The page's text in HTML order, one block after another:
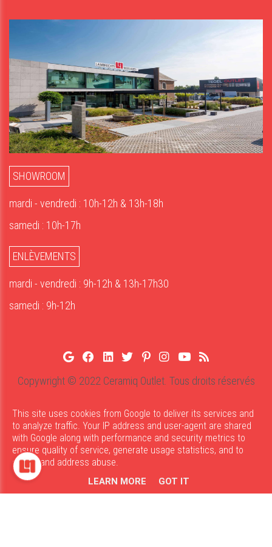
SHOWROOM
mardi - vendredi : 10h-12h & 13h-18h
samedi : 10h-17h
ENLÈVEMENTS
mardi - vendredi : 9h-12h & 13h-17h30
samedi : 9h-12h
Copywright © 2022 Ceramiq Outlet. Tous droits réservés
This site uses cookies from Google to deliver its services and
to analyze traffic. Your IP address and user-agent are shared
with Google along with performance and security metrics to
ensure quality of service, generate usage statistics, and to
detect and address abuse.
LEARN MORE GOT IT